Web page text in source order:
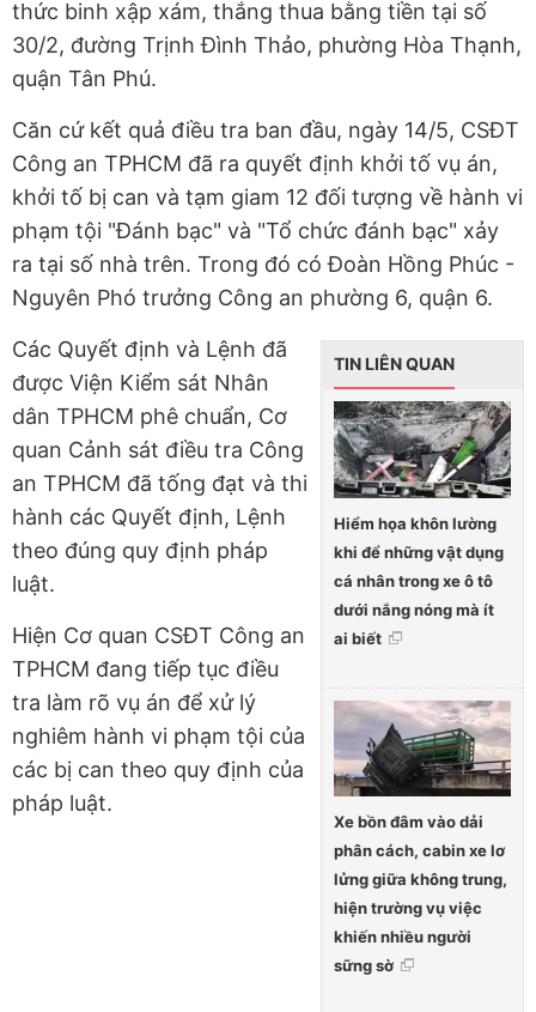
thức binh xập xám, thắng thua bằng tiền tại số
30/2, đường Trịnh Đình Thảo, phường Hòa Thạnh,
quận Tân Phú.
Căn cứ kết quả điều tra ban đầu, ngày 14/5, CSĐT
Công an TPHCM đã ra quyết định khởi tố vụ án,
khởi tố bị can và tạm giam 12 đối tượng về hành vi
phạm tội "Đánh bạc" và "Tổ chức đánh bạc" xảy
ra tại số nhà trên. Trong đó có Đoàn Hồng Phúc -
Nguyên Phó trưởng Công an phường 6, quận 6.
TIN LIÊN QUAN
Hiểm họa khôn lường
khi để những vật dụng
cá nhân trong xe ô tô
dưới nắng nóng mà ít
ai biết
Xe bồn đâm vào dải
phân cách, cabin xe lơ
lửng giữa không trung,
hiện trường vụ việc
khiến nhiều người
sững sờ
Các Quyết định và Lệnh đã
được Viện Kiểm sát Nhân
dân TPHCM phê chuẩn, Cơ
quan Cảnh sát điều tra Công
an TPHCM đã tống đạt và thi
hành các Quyết định, Lệnh
theo đúng quy định pháp
luật.
Hiện Cơ quan CSĐT Công an
TPHCM đang tiếp tục điều
tra làm rõ vụ án để xử lý
nghiêm hành vi phạm tội của
các bị can theo quy định của
pháp luật.